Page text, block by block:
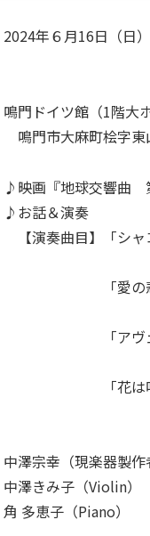
６月16日（日
ツ館（1階大ホ
町桧字東山
画『地球交響曲
演奏
「シャコン
しみ」
・マリ
く」「
幸（現楽器製作
（Violin）
（Piano）